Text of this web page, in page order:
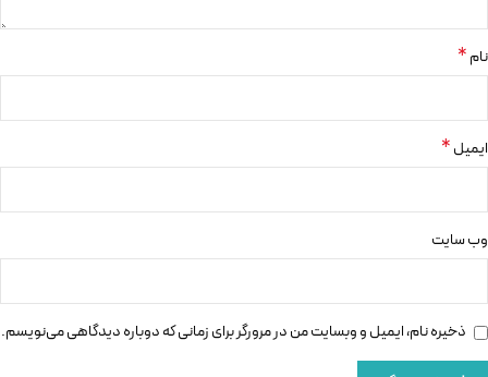
نام*
ایمیل*
وب‌ سایت
ذخیره نام، ایمیل و وبسایت من در مرورگر برای زمانی که دوباره دیدگاهی می‌نویسم.